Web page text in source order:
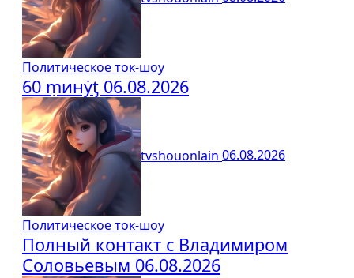
Политическое ток-шоу
60 ṃинẏƫ 06.08.2026
tvshouonlain 06.08.2026
Политическое ток-шоу
Полный контакт с Владимиром
Соловьевым 06.08.2026